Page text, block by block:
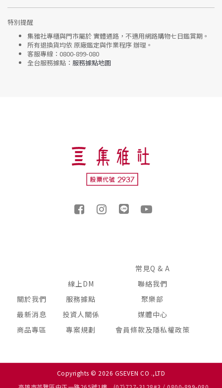
特別提醒
集雅社專櫃與門市屬於 實體通路，不適用網路購物七日鑑賞期 。
所有退換貨均依 原廠鑑定與作業程序辦理。
客服專線： 0800-899-080
全台服務據點： 服務據點地圖
關於我們
最新消息
商品專區
線上DM
服務據點
投資人關係
專案規劃
常見Q & A
聯絡我們
聚樂部
媒體中心
會員條款及隱私權政策
Copyrights © 2026 GSEVEN CO .,LTD